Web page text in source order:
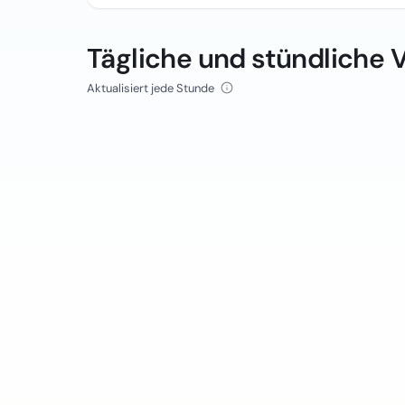
Tägliche und stündliche
Aktualisiert jede Stunde